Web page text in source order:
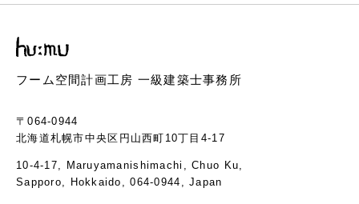
フーム空間計画工房 一級建築士事務所
〒064-0944
北海道札幌市中央区円山西町10丁目4-17
10-4-17, Maruyamanishimachi, Chuo Ku,
Sapporo, Hokkaido, 064-0944, Japan